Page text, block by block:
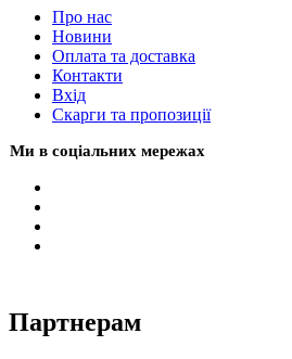
Про нас
Новини
Оплата та доставка
Контакти
Вхiд
Скарги та пропозиції
Ми в соціальних мережах
Партнерам